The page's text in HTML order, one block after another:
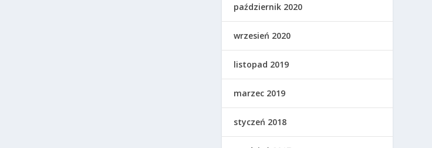
październik 2020
wrzesień 2020
listopad 2019
marzec 2019
styczeń 2018